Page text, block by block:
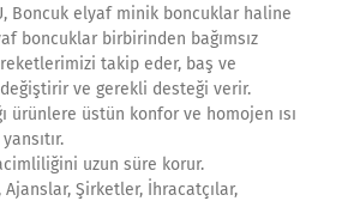
Boncuk elyaf minik boncuklar haline
boncuklar birbirinden bağımsız
takip eder, baş ve
ve gerekli desteği verir.
ürünlere üstün konfor ve homojen ısı
uzun süre korur.
Şirketler, İhracatçılar,